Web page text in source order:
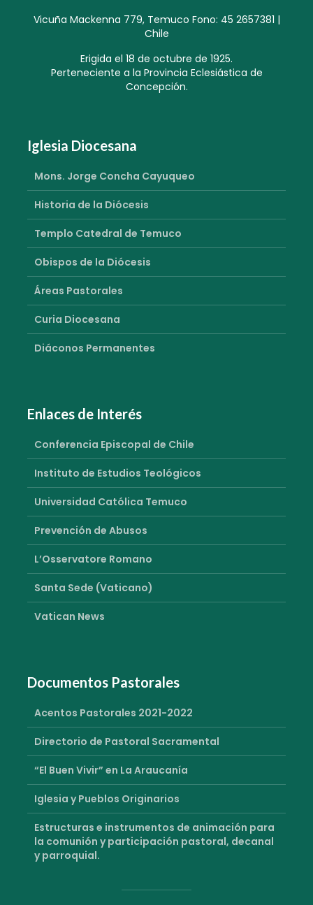
Vicuña Mackenna 779, Temuco Fono: 45 2657381 |
Chile
Erigida el 18 de octubre de 1925.
Perteneciente a la Provincia Eclesiástica de
Concepción.
Iglesia Diocesana
Mons. Jorge Concha Cayuqueo
Historia de la Diócesis
Templo Catedral de Temuco
Obispos de la Diócesis
Áreas Pastorales
Curia Diocesana
Diáconos Permanentes
Enlaces de Interés
Conferencia Episcopal de Chile
Instituto de Estudios Teológicos
Universidad Católica Temuco
Prevención de Abusos
L’Osservatore Romano
Santa Sede (Vaticano)
Vatican News
Documentos Pastorales
Acentos Pastorales 2021-2022
Directorio de Pastoral Sacramental
“El Buen Vivir” en La Araucanía
Iglesia y Pueblos Originarios
Estructuras e instrumentos de animación para
la comunión y participación pastoral, decanal
y parroquial.